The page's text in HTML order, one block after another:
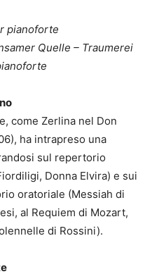
pianoforte
Quelle – Traumerei
come Zerlina nel Don
ha intrapreso una
sul repertorio
Donna Elvira) e sui
oratoriale (Messiah di
al Requiem di Mozart,
di Rossini).